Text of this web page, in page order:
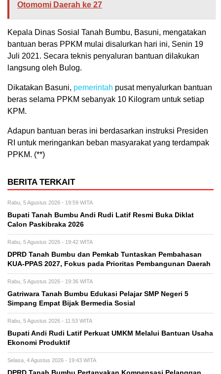
Otomomi Daerah ke 27
Kepala Dinas Sosial Tanah Bumbu, Basuni, mengatakan
bantuan beras PPKM mulai disalurkan hari ini, Senin 19
Juli 2021. Secara teknis penyaluran bantuan dilakukan
langsung oleh Bulog.
Dikatakan Basuni, pemerintah pusat menyalurkan bantuan
beras selama PPKM sebanyak 10 Kilogram untuk setiap
KPM.
Adapun bantuan beras ini berdasarkan instruksi Presiden
RI untuk meringankan beban masyarakat yang terdampak
PPKM. (**)
BERITA TERKAIT
Rabu, 5 Agustus 2026 - 19:59 WITA
Bupati Tanah Bumbu Andi Rudi Latif Resmi Buka Diklat
Calon Paskibraka 2026
Rabu, 5 Agustus 2026 - 19:42 WITA
DPRD Tanah Bumbu dan Pemkab Tuntaskan Pembahasan
KUA-PPAS 2027, Fokus pada Prioritas Pembangunan Daerah
Rabu, 5 Agustus 2026 - 19:36 WITA
Gatriwara Tanah Bumbu Edukasi Pelajar SMP Negeri 5
Simpang Empat Bijak Bermedia Sosial
Rabu, 5 Agustus 2026 - 11:53 WITA
Bupati Andi Rudi Latif Perkuat UMKM Melalui Bantuan Usaha
Ekonomi Produktif
Selasa, 4 Agustus 2026 - 19:43 WITA